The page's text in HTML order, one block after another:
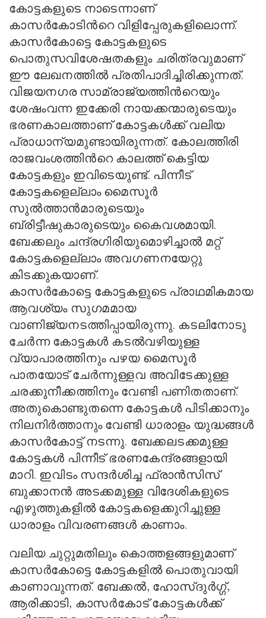
കോട്ടകളുടെ നാടെന്നാണ്
കാസര്‍കോടിന്‍റെ വിളിപ്പേരുകളിലൊന്ന്.
കാസര്‍കോട്ടെ കോട്ടകളുടെ
പൊതുസവിശേഷതകളും ചരിത്രവുമാണ്
ഈ ലേഖനത്തില്‍ പ്രതിപാദിച്ചിരിക്കുന്നത്.
വിജയനഗര സാമ്രാജ്യത്തിന്‍റെയും
ശേഷംവന്ന ഇക്കേരി നായക്കന്മാരുടെയും
ഭരണകാലത്താണ് കോട്ടകള്‍ക്ക് വലിയ
പ്രാധാന്യമുണ്ടായിരുന്നത്. കോലത്തിരി
രാജവംശത്തിന്‍റെ കാലത്ത് കെട്ടിയ
കോട്ടകളും ഇവിടെയുണ്ട്. പിന്നീട്
കോട്ടകളെല്ലാം മൈസൂര്‍
സുല്‍ത്താന്‍മാരുടെയും
ബ്രിട്ടീഷുകാരുടെയും കൈവശമായി.
ബേക്കലും ചന്ദ്രഗിരിയുമൊഴിച്ചാല്‍ മറ്റ്
കോട്ടകളെല്ലാം അവഗണനയേറ്റു
കിടക്കുകയാണ്.
കാസര്‍കോട്ടെ കോട്ടകളുടെ പ്രാഥമികമായ
ആവശ്യം സുഗമമായ
വാണിജ്യനടത്തിപ്പായിരുന്നു. കടലിനോടു
ചേര്‍ന്ന കോട്ടകള്‍ കടല്‍വഴിയുള്ള
വ്യാപാരത്തിനും പഴയ മൈസൂര്‍
പാതയോട് ചേര്‍ന്നുള്ളവ അവിടേക്കുള്ള
ചരക്കുനീക്കത്തിനും വേണ്ടി പണിതതാണ്.
അതുകൊണ്ടുതന്നെ കോട്ടകള്‍ പിടിക്കാനും
നിലനിര്‍ത്താനും വേണ്ടി ധാരാളം യുദ്ധങ്ങള്‍
കാസര്‍കോട്ട് നടന്നു. ബേക്കലടക്കമുള്ള
കോട്ടകള്‍ പിന്നീട് ഭരണകേന്ദ്രങ്ങളായി
മാറി. ഇവിടം സന്ദര്‍ശിച്ച ഫ്രാന്‍സിസ്
ബുക്കാനന്‍ അടക്കമുള്ള വിദേശികളുടെ
എഴുത്തുകളില്‍ കോട്ടകളെക്കുറിച്ചുള്ള
ധാരാളം വിവരണങ്ങള്‍ കാണാം.
വലിയ ചുറ്റുമതിലും കൊത്തളങ്ങളുമാണ്
കാസര്‍കോട്ടെ കോട്ടകളില്‍ പൊതുവായി
കാണാവുന്നത്. ബേക്കല്‍, ഹോസ്ദുര്‍ഗ്ഗ്,
ആരിക്കാടി, കാസര്‍കോട് കോട്ടകള്‍ക്ക്